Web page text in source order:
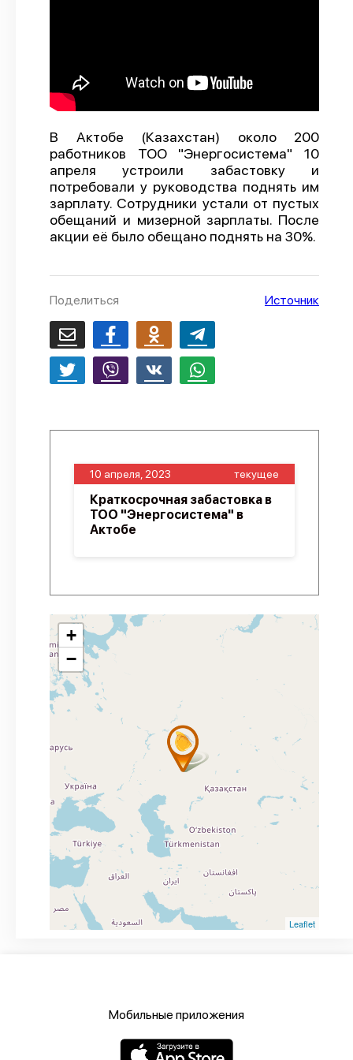
В Актобе (Казахстан) около 200
работников ТОО "Энергосистема" 10
апреля устроили забастовку и
потребовали у руководства поднять им
зарплату. Сотрудники устали от пустых
обещаний и мизерной зарплаты. После
акции её было обещано поднять на 30%.
Поделиться Источник
10 апреля, 2023 текущее
Краткосрочная забастовка в
ТОО "Энергосистема" в
Актобе
+
−
Leaflet
Мобильные приложения